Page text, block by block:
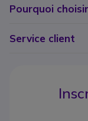
Pourquoi
Service client